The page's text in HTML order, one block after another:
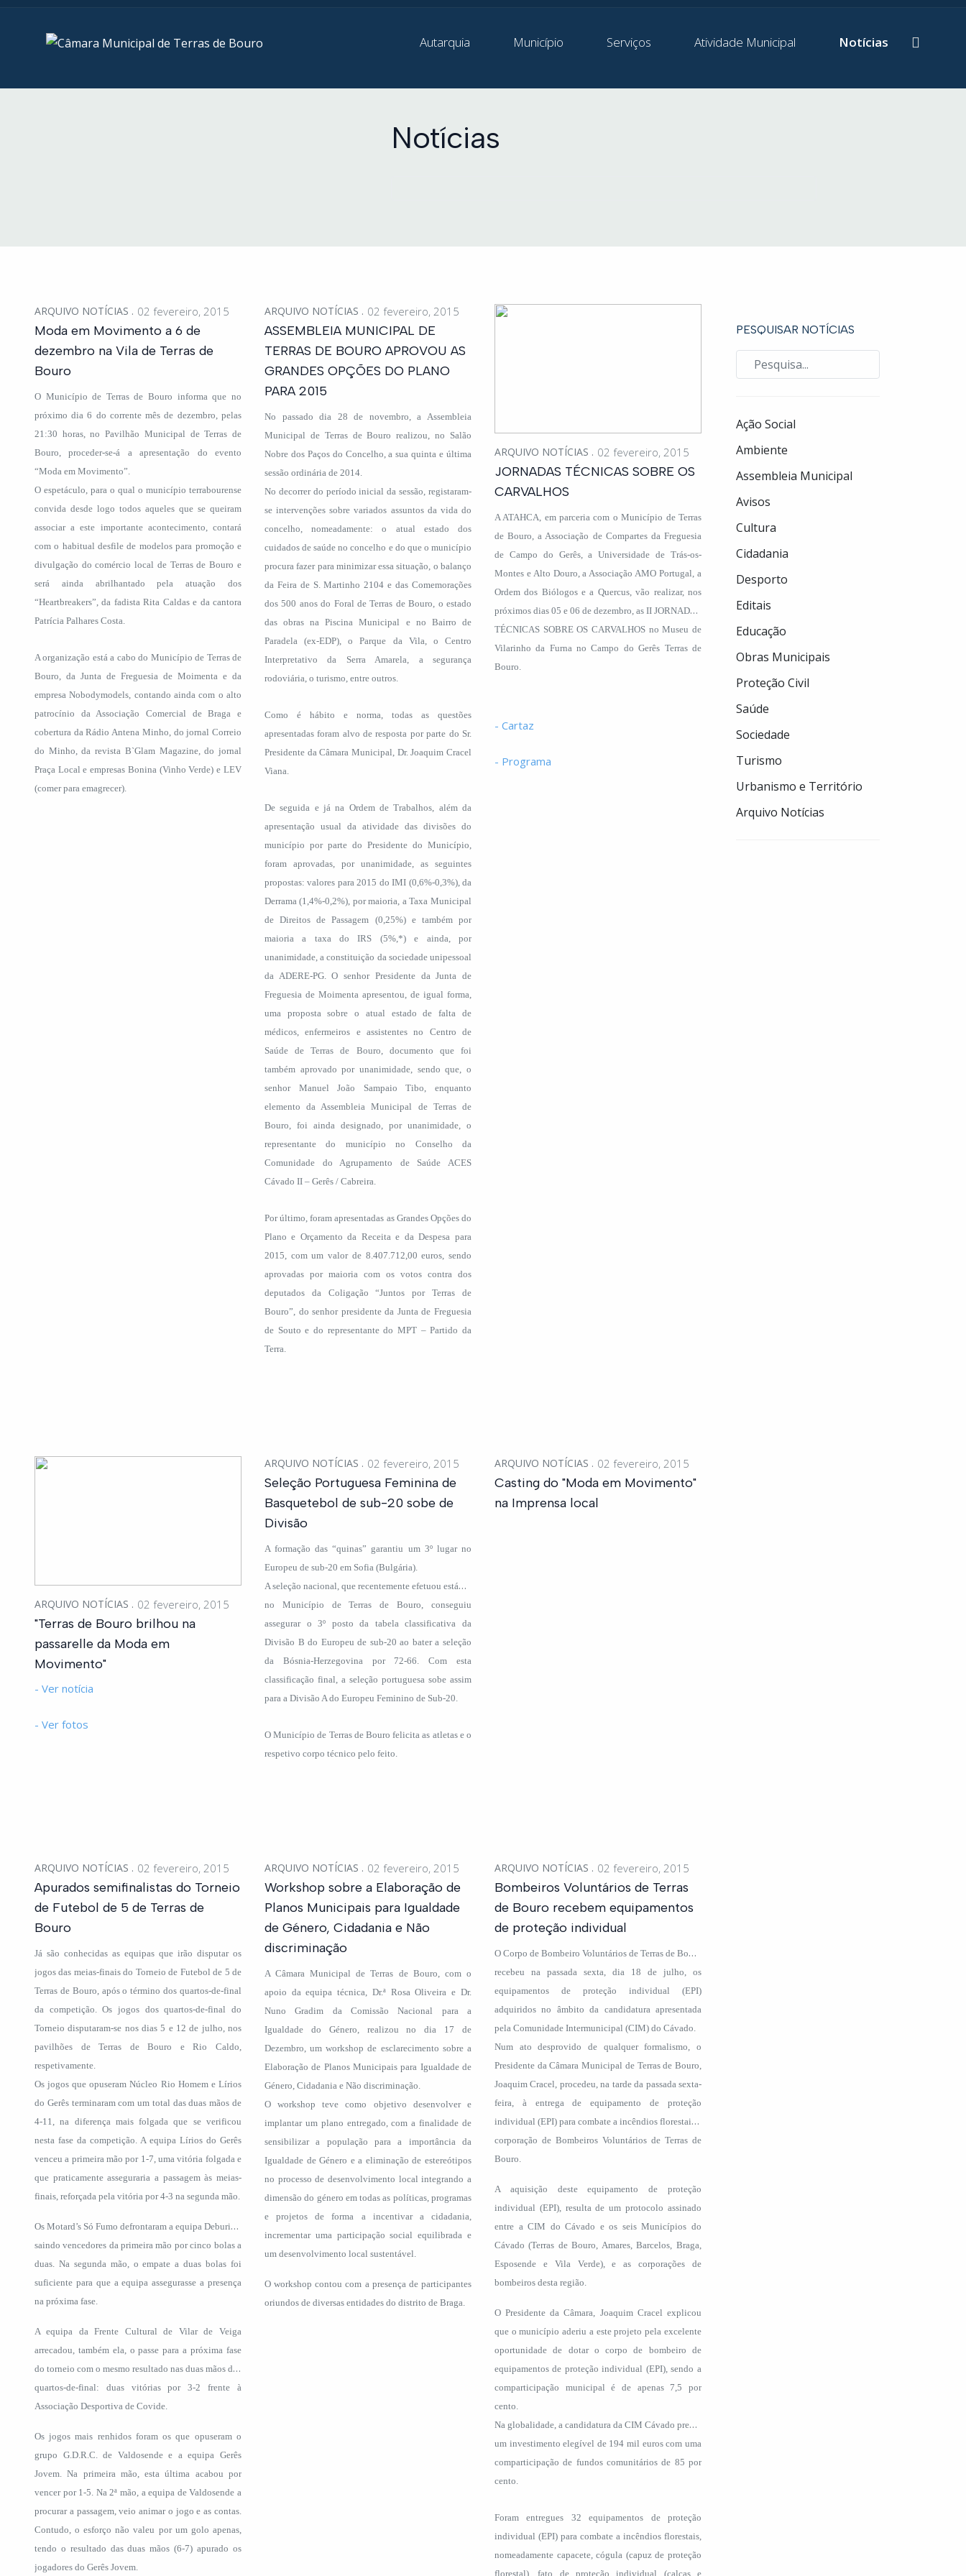
Autarquia Município Serviços Atividade Municipal Notícias
Notícias
ARQUIVO NOTÍCIAS 02 fevereiro, 2015
Moda em Movimento a 6 de
dezembro na Vila de Terras de
Bouro
O Município de Terras de Bouro informa que no
próximo dia 6 do corrente mês de dezembro, pelas
21:30 horas, no Pavilhão Municipal de Terras de
Bouro, proceder-se-á a apresentação do evento
“Moda em Movimento”.
O espetáculo, para o qual o município terrabourense
convida desde logo todos aqueles que se queiram
associar a este importante acontecimento, contará
com o habitual desfile de modelos para promoção e
divulgação do comércio local de Terras de Bouro e
será ainda abrilhantado pela atuação dos
“Heartbreakers”, da fadista Rita Caldas e da cantora
Patrícia Palhares Costa.
A organização está a cabo do Município de Terras de
Bouro, da Junta de Freguesia de Moimenta e da
empresa Nobodymodels, contando ainda com o alto
patrocínio da Associação Comercial de Braga e
cobertura da Rádio Antena Minho, do jornal Correio
do Minho, da revista B`Glam Magazine, do jornal
Praça Local e empresas Bonina (Vinho Verde) e LEV
(comer para emagrecer).
ARQUIVO NOTÍCIAS 02 fevereiro, 2015
ASSEMBLEIA MUNICIPAL DE
TERRAS DE BOURO APROVOU AS
GRANDES OPÇÕES DO PLANO
PARA 2015
No passado dia 28 de novembro, a Assembleia
Municipal de Terras de Bouro realizou, no Salão
Nobre dos Paços do Concelho, a sua quinta e última
sessão ordinária de 2014.
No decorrer do período inicial da sessão, registaram-
se intervenções sobre variados assuntos da vida do
concelho, nomeadamente: o atual estado dos
cuidados de saúde no concelho e do que o município
procura fazer para minimizar essa situação, o balanço
da Feira de S. Martinho 2104 e das Comemorações
dos 500 anos do Foral de Terras de Bouro, o estado
das obras na Piscina Municipal e no Bairro de
Paradela (ex-EDP), o Parque da Vila, o Centro
Interpretativo da Serra Amarela, a segurança
rodoviária, o turismo, entre outros.
Como é hábito e norma, todas as questões
apresentadas foram alvo de resposta por parte do Sr.
Presidente da Câmara Municipal, Dr. Joaquim Cracel
Viana.
De seguida e já na Ordem de Trabalhos, além da
apresentação usual da atividade das divisões do
município por parte do Presidente do Município,
foram aprovadas, por unanimidade, as seguintes
propostas: valores para 2015 do IMI (0,6%-0,3%), da
Derrama (1,4%-0,2%), por maioria, a Taxa Municipal
de Direitos de Passagem (0,25%) e também por
maioria a taxa do IRS (5%,*) e ainda, por
unanimidade, a constituição da sociedade unipessoal
da ADERE-PG. O senhor Presidente da Junta de
Freguesia de Moimenta apresentou, de igual forma,
uma proposta sobre o atual estado de falta de
médicos, enfermeiros e assistentes no Centro de
Saúde de Terras de Bouro, documento que foi
também aprovado por unanimidade, sendo que, o
senhor Manuel João Sampaio Tibo, enquanto
elemento da Assembleia Municipal de Terras de
Bouro, foi ainda designado, por unanimidade, o
representante do município no Conselho da
Comunidade do Agrupamento de Saúde ACES
Cávado II – Gerês / Cabreira.
Por último, foram apresentadas as Grandes Opções do
Plano e Orçamento da Receita e da Despesa para
2015, com um valor de 8.407.712,00 euros, sendo
aprovadas por maioria com os votos contra dos
deputados da Coligação “Juntos por Terras de
Bouro”, do senhor presidente da Junta de Freguesia
de Souto e do representante do MPT – Partido da
Terra.
ARQUIVO NOTÍCIAS 02 fevereiro, 2015
JORNADAS TÉCNICAS SOBRE OS
CARVALHOS
A ATAHCA, em parceria com o Município de Terras
de Bouro, a Associação de Compartes da Freguesia
de Campo do Gerês, a Universidade de Trás-os-
Montes e Alto Douro, a Associação AMO Portugal, a
Ordem dos Biólogos e a Quercus, vão realizar, nos
próximos dias 05 e 06 de dezembro, as II JORNADAS
TÉCNICAS SOBRE OS CARVALHOS no Museu de
Vilarinho da Furna no Campo do Gerês Terras de
Bouro.
- Cartaz
- Programa
ARQUIVO NOTÍCIAS 02 fevereiro, 2015
"Terras de Bouro brilhou na
passarelle da Moda em
Movimento"
- Ver notícia
- Ver fotos
ARQUIVO NOTÍCIAS 02 fevereiro, 2015
Seleção Portuguesa Feminina de
Basquetebol de sub-20 sobe de
Divisão
A formação das “quinas” garantiu um 3º lugar no
Europeu de sub-20 em Sofia (Bulgária).
A seleção nacional, que recentemente efetuou estágio
no Município de Terras de Bouro, conseguiu
assegurar o 3º posto da tabela classificativa da
Divisão B do Europeu de sub-20 ao bater a seleção
da Bósnia-Herzegovina por 72-66. Com esta
classificação final, a seleção portuguesa sobe assim
para a Divisão A do Europeu Feminino de Sub-20.
O Município de Terras de Bouro felicita as atletas e o
respetivo corpo técnico pelo feito.
ARQUIVO NOTÍCIAS 02 fevereiro, 2015
Casting do "Moda em Movimento"
na Imprensa local
ARQUIVO NOTÍCIAS 02 fevereiro, 2015
Apurados semifinalistas do Torneio
de Futebol de 5 de Terras de
Bouro
Já são conhecidas as equipas que irão disputar os
jogos das meias-finais do Torneio de Futebol de 5 de
Terras de Bouro, após o término dos quartos-de-final
da competição. Os jogos dos quartos-de-final do
Torneio disputaram-se nos dias 5 e 12 de julho, nos
pavilhões de Terras de Bouro e Rio Caldo,
respetivamente.
Os jogos que opuseram Núcleo Rio Homem e Lírios
do Gerês terminaram com um total das duas mãos de
4-11, na diferença mais folgada que se verificou
nesta fase da competição. A equipa Lírios do Gerês
venceu a primeira mão por 1-7, uma vitória folgada e
que praticamente asseguraria a passagem às meias-
finais, reforçada pela vitória por 4-3 na segunda mão.
O
s Motard’s Só Fumo defrontaram a equipa Deburicis
saindo vencedores da primeira mão por cinco bolas a
duas. Na segunda mão, o empate a duas bolas foi
suficiente para que a equipa assegurasse a presença
na próxima fase.
A equipa da Frente Cultural de Vilar de Veiga
arrecadou, também ela, o passe para a próxima fase
do torneio com o mesmo resultado nas duas mãos dos
quartos-de-final: duas vitórias por 3-2 frente à
Associação Desportiva de Covide.
Os jogos mais renhidos foram os que opuseram o
grupo G.D.R.C. de Valdosende e a equipa Gerês
Jovem. Na primeira mão, esta última acabou por
vencer por 1-5. Na 2ª mão, a equipa de Valdosende a
procurar a passagem, veio animar o jogo e as contas.
Contudo, o esforço não valeu por um golo apenas,
tendo o resultado das duas mãos (6-7) apurado os
jogadores do Gerês Jovem.
ARQUIVO NOTÍCIAS 02 fevereiro, 2015
Workshop sobre a Elaboração de
Planos Municipais para Igualdade
de Género, Cidadania e Não
discriminação
A Câmara Municipal de Terras de Bouro, com o
apoio da equipa técnica, Dr.ª Rosa Oliveira e Dr.
Nuno Gradim da Comissão Nacional para a
Igualdade do Género, realizou no dia 17 de
Dezembro, um workshop de esclarecimento sobre a
Elaboração de Planos Municipais para Igualdade de
Género, Cidadania e Não discriminação.
O workshop teve como objetivo desenvolver e
implantar um plano entregado, com a finalidade de
sensibilizar a população para a importância da
Igualdade de Género e a eliminação de estereótipos
no processo de desenvolvimento local integrando a
dimensão do género em todas as políticas, programas
e projetos de forma a incentivar a cidadania,
incrementar uma participação social equilibrada e
um desenvolvimento local sustentável.
O workshop contou com a presença de participantes
oriundos de diversas entidades do distrito de Braga.
ARQUIVO NOTÍCIAS 02 fevereiro, 2015
Bombeiros Voluntários de Terras
de Bouro recebem equipamentos
de proteção individual
O
Corpo de Bombeiro Voluntários de Terras de Bouro
recebeu na passada sexta, dia 18 de julho, os
equipamentos de proteção individual (EPI)
adquiridos no âmbito da candidatura apresentada
pela Comunidade Intermunicipal (CIM) do Cávado.
Num ato desprovido de qualquer formalismo, o
Presidente da Câmara Municipal de Terras de Bouro,
Joaquim Cracel, procedeu, na tarde da passada sexta-
feira, à entrega de equipamento de proteção
individual (EPI) para combate a incêndios florestais à
corporação de Bombeiros Voluntários de Terras de
Bouro.
A aquisição deste equipamento de proteção
individual (EPI), resulta de um protocolo assinado
entre a CIM do Cávado e os seis Municípios do
Cávado (Terras de Bouro, Amares, Barcelos, Braga,
Esposende e Vila Verde), e as corporações de
bombeiros desta região.
O Presidente da Câmara, Joaquim Cracel explicou
que o município aderiu a este projeto pela excelente
oportunidade de dotar o corpo de bombeiro de
equipamentos de proteção individual (EPI), sendo a
comparticipação municipal é de apenas 7,5 por
cento.
Na globalidade, a candidatura da CIM Cávado previa
um investimento elegível de 194 mil euros com uma
comparticipação de fundos comunitários de 85 por
cento.
Foram entregues 32 equipamentos de proteção
individual (EPI) para combate a incêndios florestais,
nomeadamente capacete, cógula (capuz de proteção
florestal), fato de proteção individual (calças e
PESQUISAR NOTÍCIAS
Ação Social
Ambiente
Assembleia Municipal
Avisos
Cultura
Cidadania
Desporto
Editais
Educação
Obras Municipais
Proteção Civil
Saúde
Sociedade
Turismo
Urbanismo e Território
Arquivo Notícias